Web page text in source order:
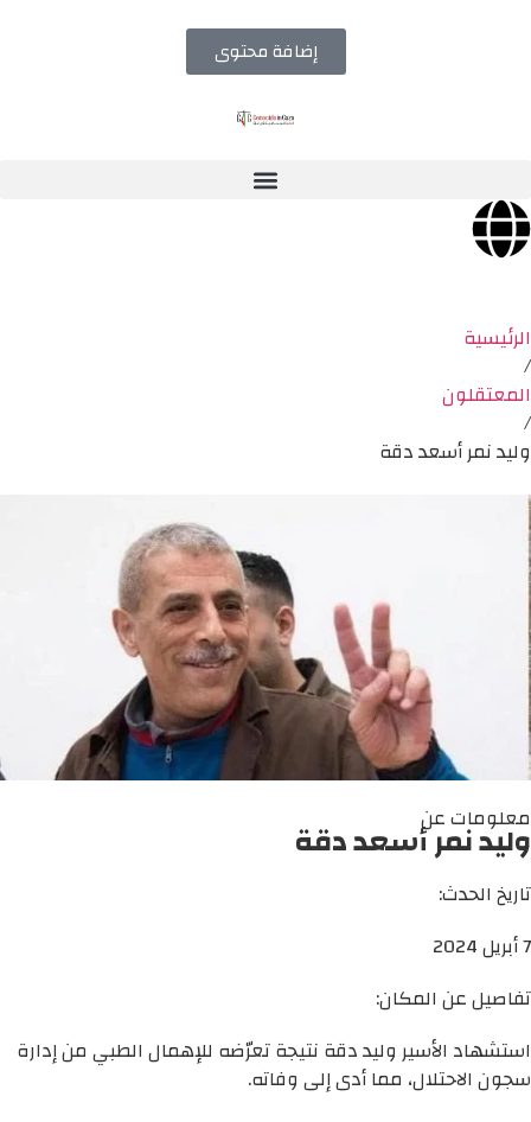
إضافة محتوى
الرئيسية
/
المعتقلون
/
وليد نمر أسعد دقة
معلومات عن
وليد نمر أسعد دقة
تاريخ الحدث:
7 أبريل 2024
تفاصيل عن المكان:
استشهاد الأسير وليد دقة نتيجة تعرّضه للإهمال الطبي من إدارة
سجون الاحتلال، مما أدى إلى وفاته.